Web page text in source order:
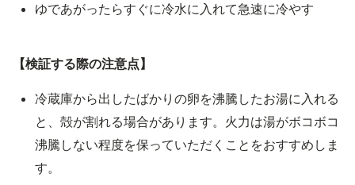
ゆであがったらすぐに冷水に入れて急速に冷やす
【検証する際の注意点】
冷蔵庫から出したばかりの卵を沸騰したお湯に入れる
と、殻が割れる場合があります。火力は湯がボコボコ
沸騰しない程度を保っていただくことをおすすめしま
す。